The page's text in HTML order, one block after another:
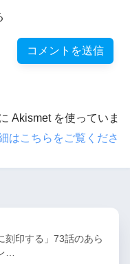
Akismet を使っていま
はこちらをご覧くださ
刻印する」73話のあら
…